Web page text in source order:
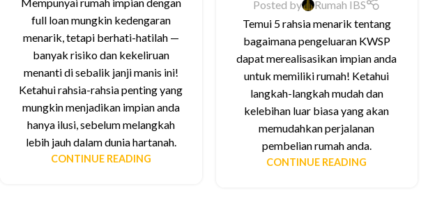
Mempunyai rumah impian dengan
full loan mungkin kedengaran
menarik, tetapi berhati-hatilah —
banyak risiko dan kekeliruan
menanti di sebalik janji manis ini!
Ketahui rahsia-rahsia penting yang
mungkin menjadikan impian anda
hanya ilusi, sebelum melangkah
lebih jauh dalam dunia hartanah.
CONTINUE READING
Posted by
Rumah IBS
Temui 5 rahsia menarik tentang
bagaimana pengeluaran KWSP
dapat merealisasikan impian anda
untuk memiliki rumah! Ketahui
langkah-langkah mudah dan
kelebihan luar biasa yang akan
memudahkan perjalanan
pembelian rumah anda.
CONTINUE READING